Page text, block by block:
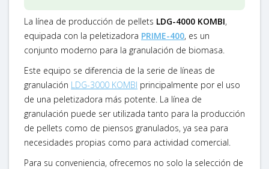
La línea de producción de pellets LDG-4000 KOMBI,
equipada con la peletizadora PRIME-400, es un
conjunto moderno para la granulación de biomasa.
Este equipo se diferencia de la serie de líneas de
granulación LDG-3000 KOMBI principalmente por el uso
de una peletizadora más potente. La línea de
granulación puede ser utilizada tanto para la producción
de pellets como de piensos granulados, ya sea para
necesidades propias como para actividad comercial.
Para su conveniencia, ofrecemos no solo la selección de